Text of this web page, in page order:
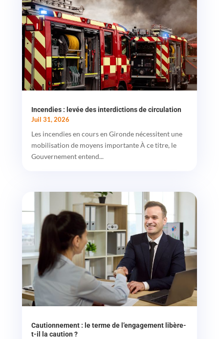
Incendies : levée des interdictions de circulation
Juil 31, 2026
Les incendies en cours en Gironde nécessitent une
mobilisation de moyens importante À ce titre, le
Gouvernement entend...
Cautionnement : le terme de l’engagement libère-
t-il la caution ?